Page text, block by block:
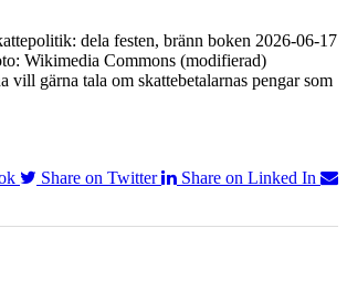
dela festen, bränn boken 2026-06-17
Wikimedia Commons (modifierad)
vill gärna tala om skattebetalarnas pengar som
Share on Twitter
Share on Linked In